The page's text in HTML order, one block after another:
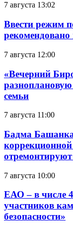
7 августа 13:02
Ввести режим
7 августа 12:00
«Вечерний
семьи
7 августа 11:00
Бадма
7 августа 10:00
ЕАО – в числе
участников
безопасности»